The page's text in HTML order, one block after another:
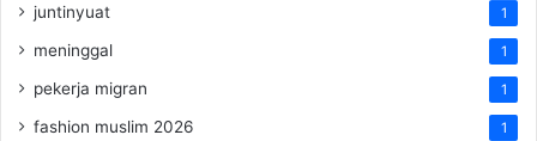
juntinyuat 1
meninggal 1
pekerja migran 1
fashion muslim 2026 1